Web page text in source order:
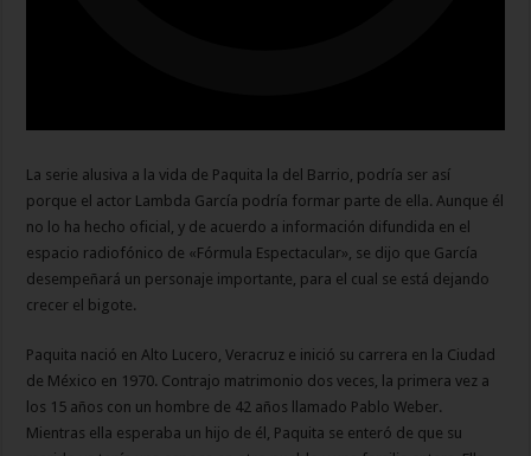
La serie alusiva a la vida de Paquita la del Barrio, podría ser así
porque el actor Lambda García podría formar parte de ella. Aunque él
no lo ha hecho oficial, y de acuerdo a información difundida en el
espacio radiofónico de «Fórmula Espectacular», se dijo que García
desempeñará un personaje importante, para el cual se está dejando
crecer el bigote.
Paquita nació en Alto Lucero, Veracruz e inició su carrera en la Ciudad
de México en 1970. Contrajo matrimonio dos veces, la primera vez a
los 15 años con un hombre de 42 años llamado Pablo Weber.
Mientras ella esperaba un hijo de él, Paquita se enteró de que su